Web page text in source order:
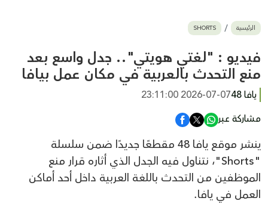
بيع وشراء
أخبار القدس
وفيات
المزيد
ارسل خبر
الرئيسية SHORTS
فيديو : "لغتي هويتي".. جدل واسع بعد
منع التحدث بالعربية في مكان عمل بيافا
يافا 48
2026-07-07 23:11:00
مشاركة عبر
ينشر موقع يافا 48 مقطعًا جديدًا ضمن سلسلة
"Shorts"، نتناول فيه الجدل الذي أثاره قرار منع
الموظفين من التحدث باللغة العربية داخل أحد أماكن
العمل في يافا.